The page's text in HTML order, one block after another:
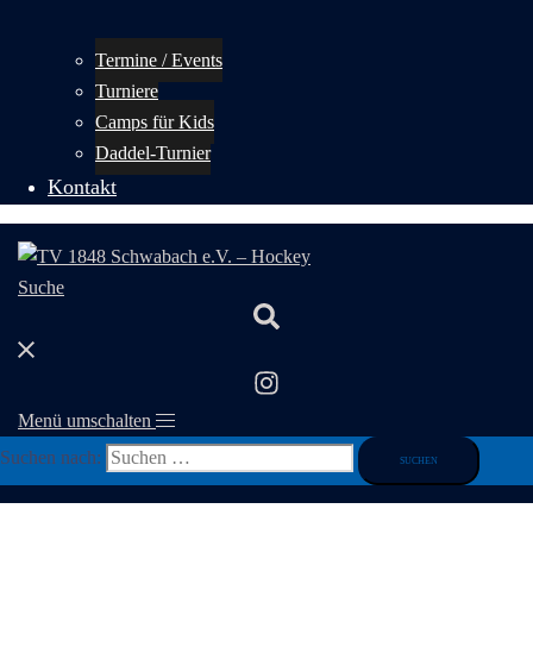
Termine / Events
Turniere
Camps für Kids
Daddel-Turnier
Kontakt
Suche
Menü umschalten
Suchen nach: